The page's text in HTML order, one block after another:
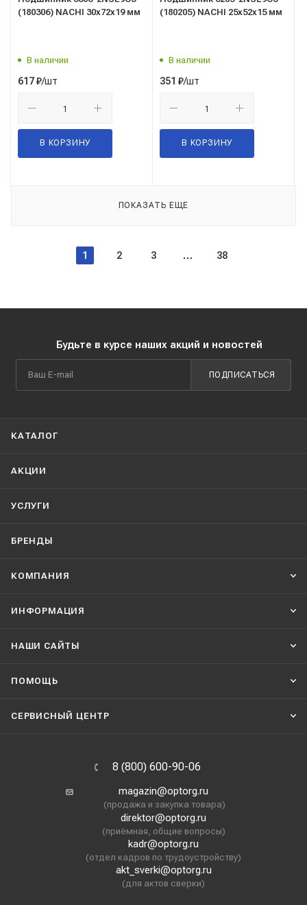
(180306) NACHI 30x72x19 мм
В наличии
617₽/шт
В КОРЗИНУ
(180205) NACHI 25x52x15 мм
В наличии
351 ₽/шт
В КОРЗИНУ
ПОКАЗАТЬ ЕЩЕ
1 2 3 38
Будьте в курсе наших акций и новостей
ПОДПИСАТЬСЯ
КАТАЛОГ
АКЦИИ
УСЛУГИ
БРЕНДЫ
КОМПАНИЯ
ИНФОРМАЦИЯ
НАШИ CАЙТЫ
ПОМОЩЬ
СЕРВИСНЫЙ ЦЕНТР
8 (800) 600-90-06
magazin@optorg.ru
(продажа и закупка товара)
direktor@optorg.ru
(приёмная, общие вопросы)
kadr@optorg.ru
(отдел кадров по трудоустройству)
akt_sverki@optorg.ru
(для актов сверки)